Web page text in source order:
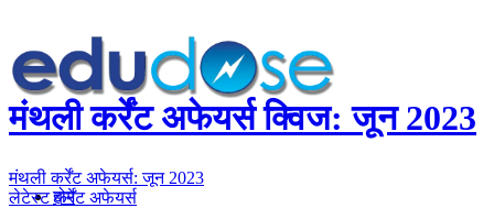
होम
मंथली कर्रेंट अफेयर्स क्विज: जून 2023
मंथली कर्रेंट अफेयर्स: जून 2023
लेटेस्ट कर्रेंट अफेयर्स